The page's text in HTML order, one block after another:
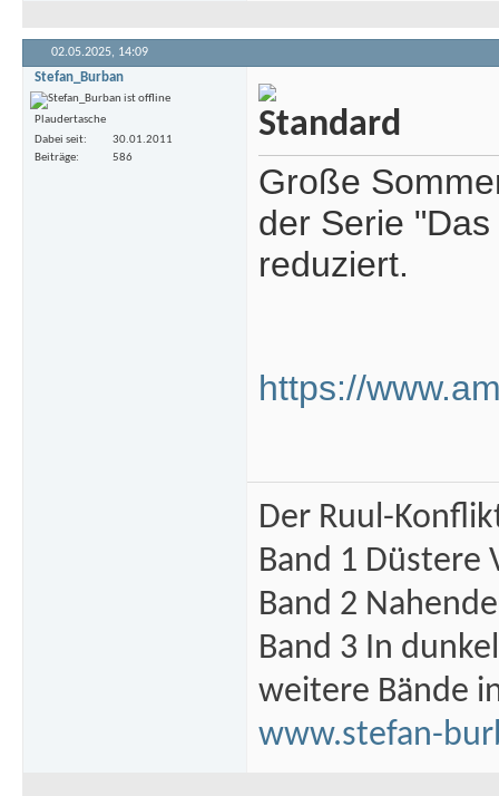
02.05.2025, 14:09
Stefan_Burban
Plaudertasche
Dabei seit
30.01.2011
Beiträge
586
Große
der Serie
reduziert.
https://
Der Ruul-
Band 1 Düstere
Band 2
Band 3 In
weitere Bände
www.stefan-